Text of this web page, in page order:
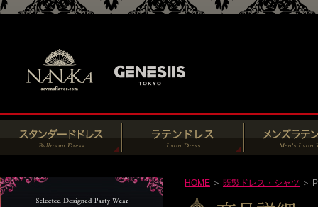
HOME ＞ 既製ドレス・シャツ ＞